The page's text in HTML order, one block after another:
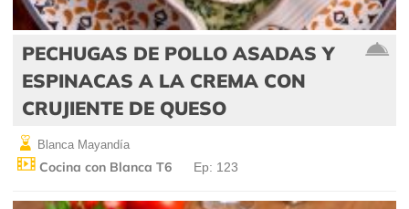
PECHUGAS DE POLLO ASADAS Y
ESPINACAS A LA CREMA CON
CRUJIENTE DE QUESO
Blanca Mayandía
Cocina con Blanca T6 Ep: 123